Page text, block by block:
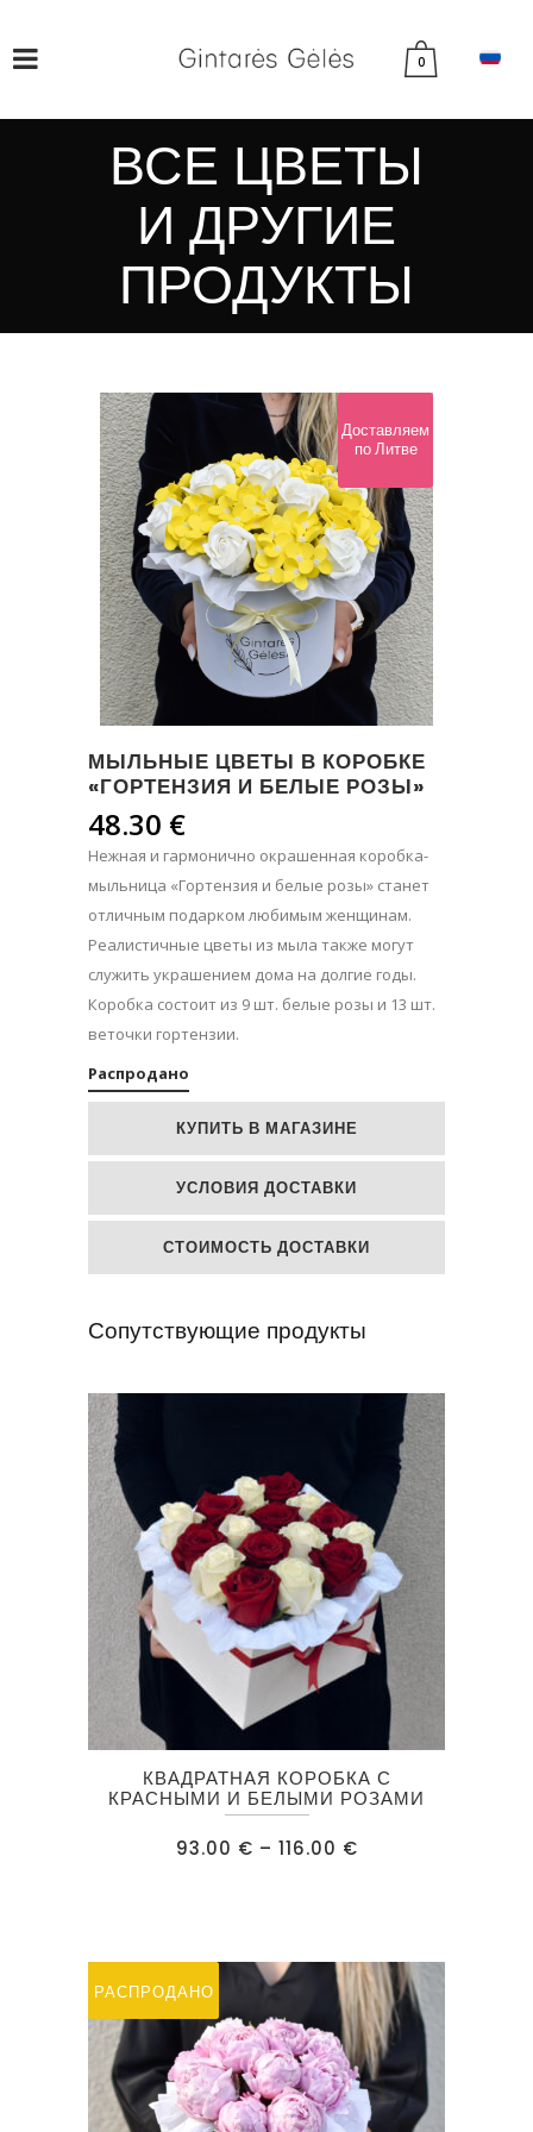
0
ВСЕ ЦВЕТЫ
И ДРУГИЕ
ПРОДУКТЫ
Доставляем
по Литве
МЫЛЬНЫЕ ЦВЕТЫ В КОРОБКЕ
«ГОРТЕНЗИЯ И БЕЛЫЕ РОЗЫ»
48.30 €
Нежная и гармонично окрашенная коробка-
мыльница «Гортензия и белые розы» станет
отличным подарком любимым женщинам.
Реалистичные цветы из мыла также могут
служить украшением дома на долгие годы.
Коробка состоит из 9 шт. белые розы и 13 шт.
веточки гортензии.
Распродано
КУПИТЬ В МАГАЗИНЕ
УСЛОВИЯ ДОСТАВКИ
СТОИМОСТЬ ДОСТАВКИ
Сопутствующие продукты
товар
выбрать
странице
товара.
КВАДРАТНАЯ КОРОБКА С
КРАСНЫМИ И БЕЛЫМИ РОЗАМИ
93.00 € – 116.00 €Диапазон
РАСПРОДАЖА
РАСПРОДАНО